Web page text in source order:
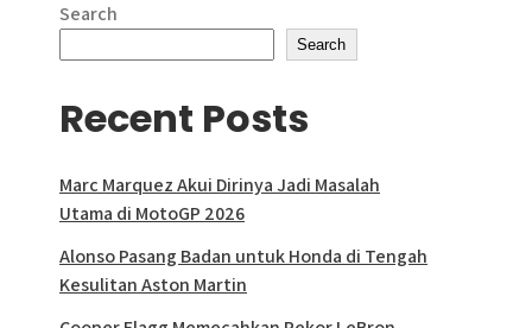
Search
Search
Recent Posts
Marc Marquez Akui Dirinya Jadi Masalah
Utama di MotoGP 2026
Alonso Pasang Badan untuk Honda di Tengah
Kesulitan Aston Martin